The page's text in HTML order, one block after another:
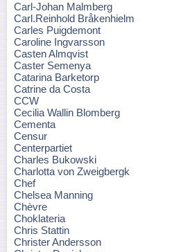
Carl-Johan Malmberg
Carl.Reinhold Bråkenhielm
Carles Puigdemont
Caroline Ingvarsson
Casten Almqvist
Caster Semenya
Catarina Barketorp
Catrine da Costa
CCW
Cecilia Wallin Blomberg
Cementa
Censur
Centerpartiet
Charles Bukowski
Charlotta von Zweigbergk
Chef
Chelsea Manning
Chèvre
Choklateria
Chris Stattin
Christer Andersson